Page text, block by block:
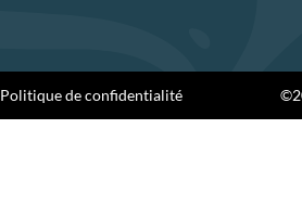
Politique de confidentialité